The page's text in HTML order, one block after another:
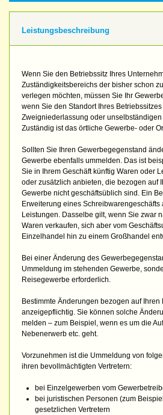
Leistungsbeschreibung
Wenn Sie den Betriebssitz Ihres
Zuständigkeitsbereichs der bisher schon
verlegen möchten, müssen Sie Ihr
wenn Sie den Standort Ihres
Zweigniederlassung oder
Zuständig ist das örtliche Gewerbe- oder
Sollten Sie Ihren Gewerbegegenstand
Gewerbe ebenfalls ummelden. Das ist
Sie in Ihrem Geschäft künftig Waren oder
oder zusätzlich anbieten, die bezogen auf
Gewerbe nicht geschäftsüblich sind. Ein
Erweiterung eines Schreibwarengeschäfts
Leistungen. Dasselbe gilt, wenn Sie zwar
Waren verkaufen, sich aber vom
Einzelhandel hin zu einem Großhandel
Bei einer Änderung des
Ummeldung im stehenden Gewerbe,
Reisegewerbe erforderlich.
Bestimmte Änderungen bezogen auf Ihren
anzeigepflichtig. Sie können solche
melden – zum Beispiel, wenn es um die
Nebenerwerb etc. geht.
Vorzunehmen ist die Ummeldung von
ihren bevollmächtigten Vertretern:
bei Einzelgewerben vom
bei juristischen Personen (zum
gesetzlichen Vertretern